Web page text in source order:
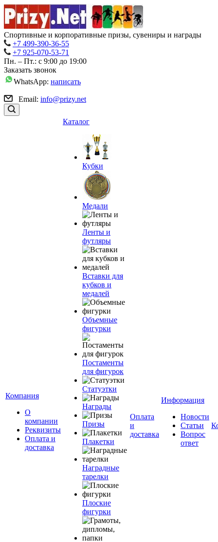
Спортивные и корпоративные призы, сувениры и награды
+7 499-390-36-55
+7 925-070-53-71
Пн. – Пт.: с 9:00 до 19:00
Заказать звонок
WhatsApp: написать
Email: info@prizy.net
Компания
О
компании
Реквизиты
Оплата и
доставка
Каталог
Кубки
Медали
Ленты и
футляры
Вставки для
кубков и
медалей
Объемные
фигурки
Постаменты
для фигурок
Статуэтки
Награды
Призы
Плакетки
Наградные
тарелки
Плоские
фигурки
Оплата
и
доставка
Информация
Новости
Статьи
Вопрос
ответ